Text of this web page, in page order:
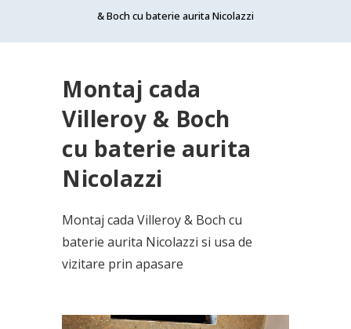
& Boch cu baterie aurita Nicolazzi
Montaj cada
Villeroy & Boch
cu baterie aurita
Nicolazzi
Montaj cada Villeroy & Boch cu
baterie aurita Nicolazzi si usa de
vizitare prin apasare